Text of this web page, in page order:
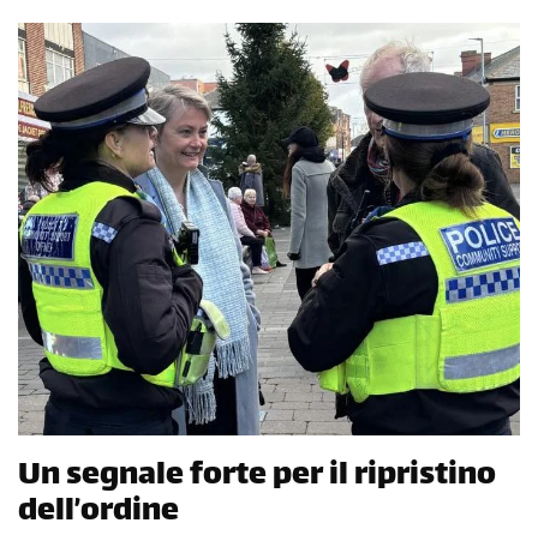
Un segnale forte per il ripristino
dell’ordine